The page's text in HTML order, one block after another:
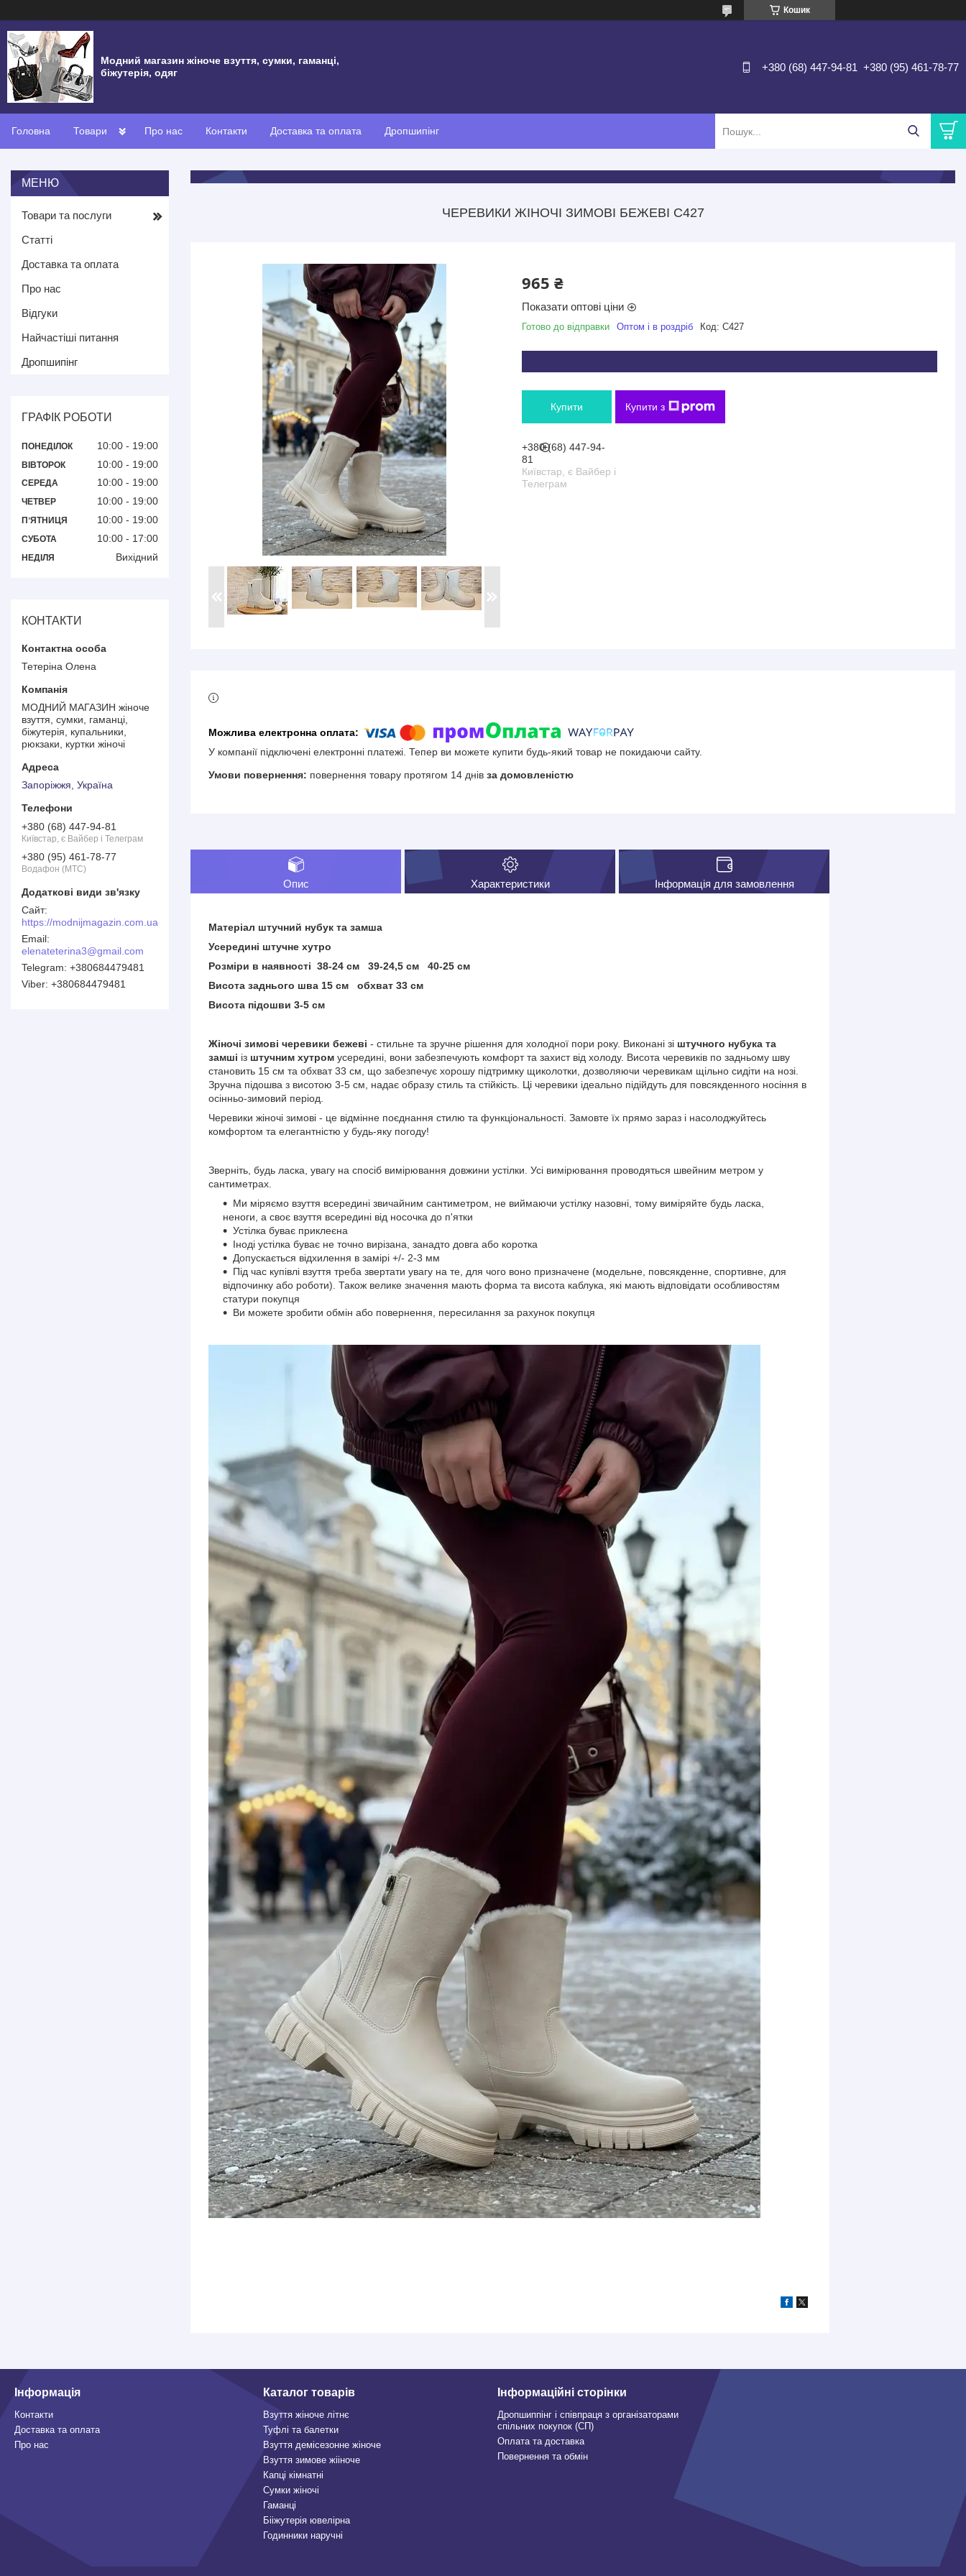
Кошик
Модний магазин жіноче взуття, сумки, гаманці,
біжутерія, одяг
+380 (68) 447-94-81 +380 (95) 461-78-77
Головна Товари Про нас Контакти Доставка та оплата Дропшипінг
ЧЕРЕВИКИ ЖІНОЧІ ЗИМОВІ БЕЖЕВІ С427
965 ₴
Показати оптові ціни
Готово до відправки Оптом і в роздріб Код: С427
Купити Купити з
+380 (68) 447-94-
81
Київстар, є Вайбер і
Телеграм
У компанії підключені електронні платежі. Тепер ви можете купити будь-який товар не покидаючи сайту.
повернення товару протягом 14 днів за домовленістю
Опис Характеристики Інформація для замовлення
Матеріал штучний нубук та замша
Усередині штучне хутро
Розміри в наявності 38-24 см 39-24,5 см 40-25 см
Висота заднього шва 15 см обхват 33 см
Висота підошви 3-5 см
Жіночі зимові черевики бежеві - стильне та зручне рішення для холодної пори року. Виконані зі штучного нубука та
замші із штучним хутром усередині, вони забезпечують комфорт та захист від холоду. Висота черевиків по задньому шву
становить 15 см та обхват 33 см, що забезпечує хорошу підтримку щиколотки, дозволяючи черевикам щільно сидіти на нозі.
Зручна підошва з висотою 3-5 см, надає образу стиль та стійкість. Ці черевики ідеально підійдуть для повсякденного носіння в
осінньо-зимовий період.
Черевики жіночі зимові - це відмінне поєднання стилю та функціональності. Замовте їх прямо зараз і насолоджуйтесь
комфортом та елегантністю у будь-яку погоду!
Зверніть, будь ласка, увагу на спосіб вимірювання довжини устілки. Усі вимірювання проводяться швейним метром у
сантиметрах.
Ми міряємо взуття всередині звичайним сантиметром, не виймаючи устілку назовні, тому виміряйте будь ласка,
неноги, а своє взуття всередині від носочка до п'ятки
Устілка буває приклеєна
Іноді устілка буває не точно вирізана, занадто довга або коротка
Допускається відхилення в замірі +/- 2-3 мм
Під час купівлі взуття треба звертати увагу на те, для чого воно призначене (модельне, повсякденне, спортивне, для
відпочинку або роботи). Також велике значення мають форма та висота каблука, які мають відповідати особливостям
статури покупця
Ви можете зробити обмін або повернення, пересилання за рахунок покупця
Товари та послуги
Статті
Доставка та оплата
Про нас
Відгуки
Найчастіші питання
Дропшипінг
ГРАФІК РОБОТИ
ПОНЕДІЛОК 10:00 19:00
ВІВТОРОК 10:00 19:00
СЕРЕДА 10:00 19:00
ЧЕТВЕР 10:00 19:00
ПʼЯТНИЦЯ 10:00 19:00
СУБОТА 10:00 17:00
НЕДІЛЯ Вихідний
КОНТАКТИ
Тетеріна Олена
МОДНИЙ МАГАЗИН жіноче
взуття, сумки, гаманці,
біжутерія, купальники,
рюкзаки, куртки жіночі
Запоріжжя, Україна
+380 (68) 447-94-81
Київстар, є Вайбер і Телеграм
+380 (95) 461-78-77
Водафон (МТС)
https://modnijmagazin.com.ua
elenateterina3@gmail.com
+380684479481
+380684479481
Інформація
Контакти
Доставка та оплата
Про нас
Каталог товарів
Взуття жіноче літнє
Туфлі та балетки
Взуття демісезонне жіноче
Взуття зимове жііноче
Капці кімнатні
Сумки жіночі
Гаманці
Бііжутерія ювелірна
Годинники наручні
Інформаційні сторінки
Дропшиппінг і співпраця з організаторами
спільних покупок (СП)
Оплата та доставка
Повернення та обмін